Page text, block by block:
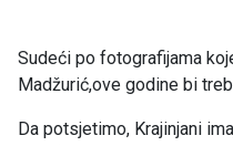
Sudeći po fotografijama
Madžurić,ove godine bi
Da potsjetimo, Krajinjani